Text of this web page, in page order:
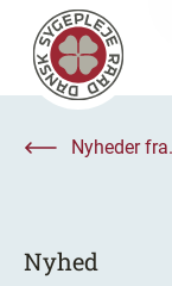
Nyheder
Nyhed